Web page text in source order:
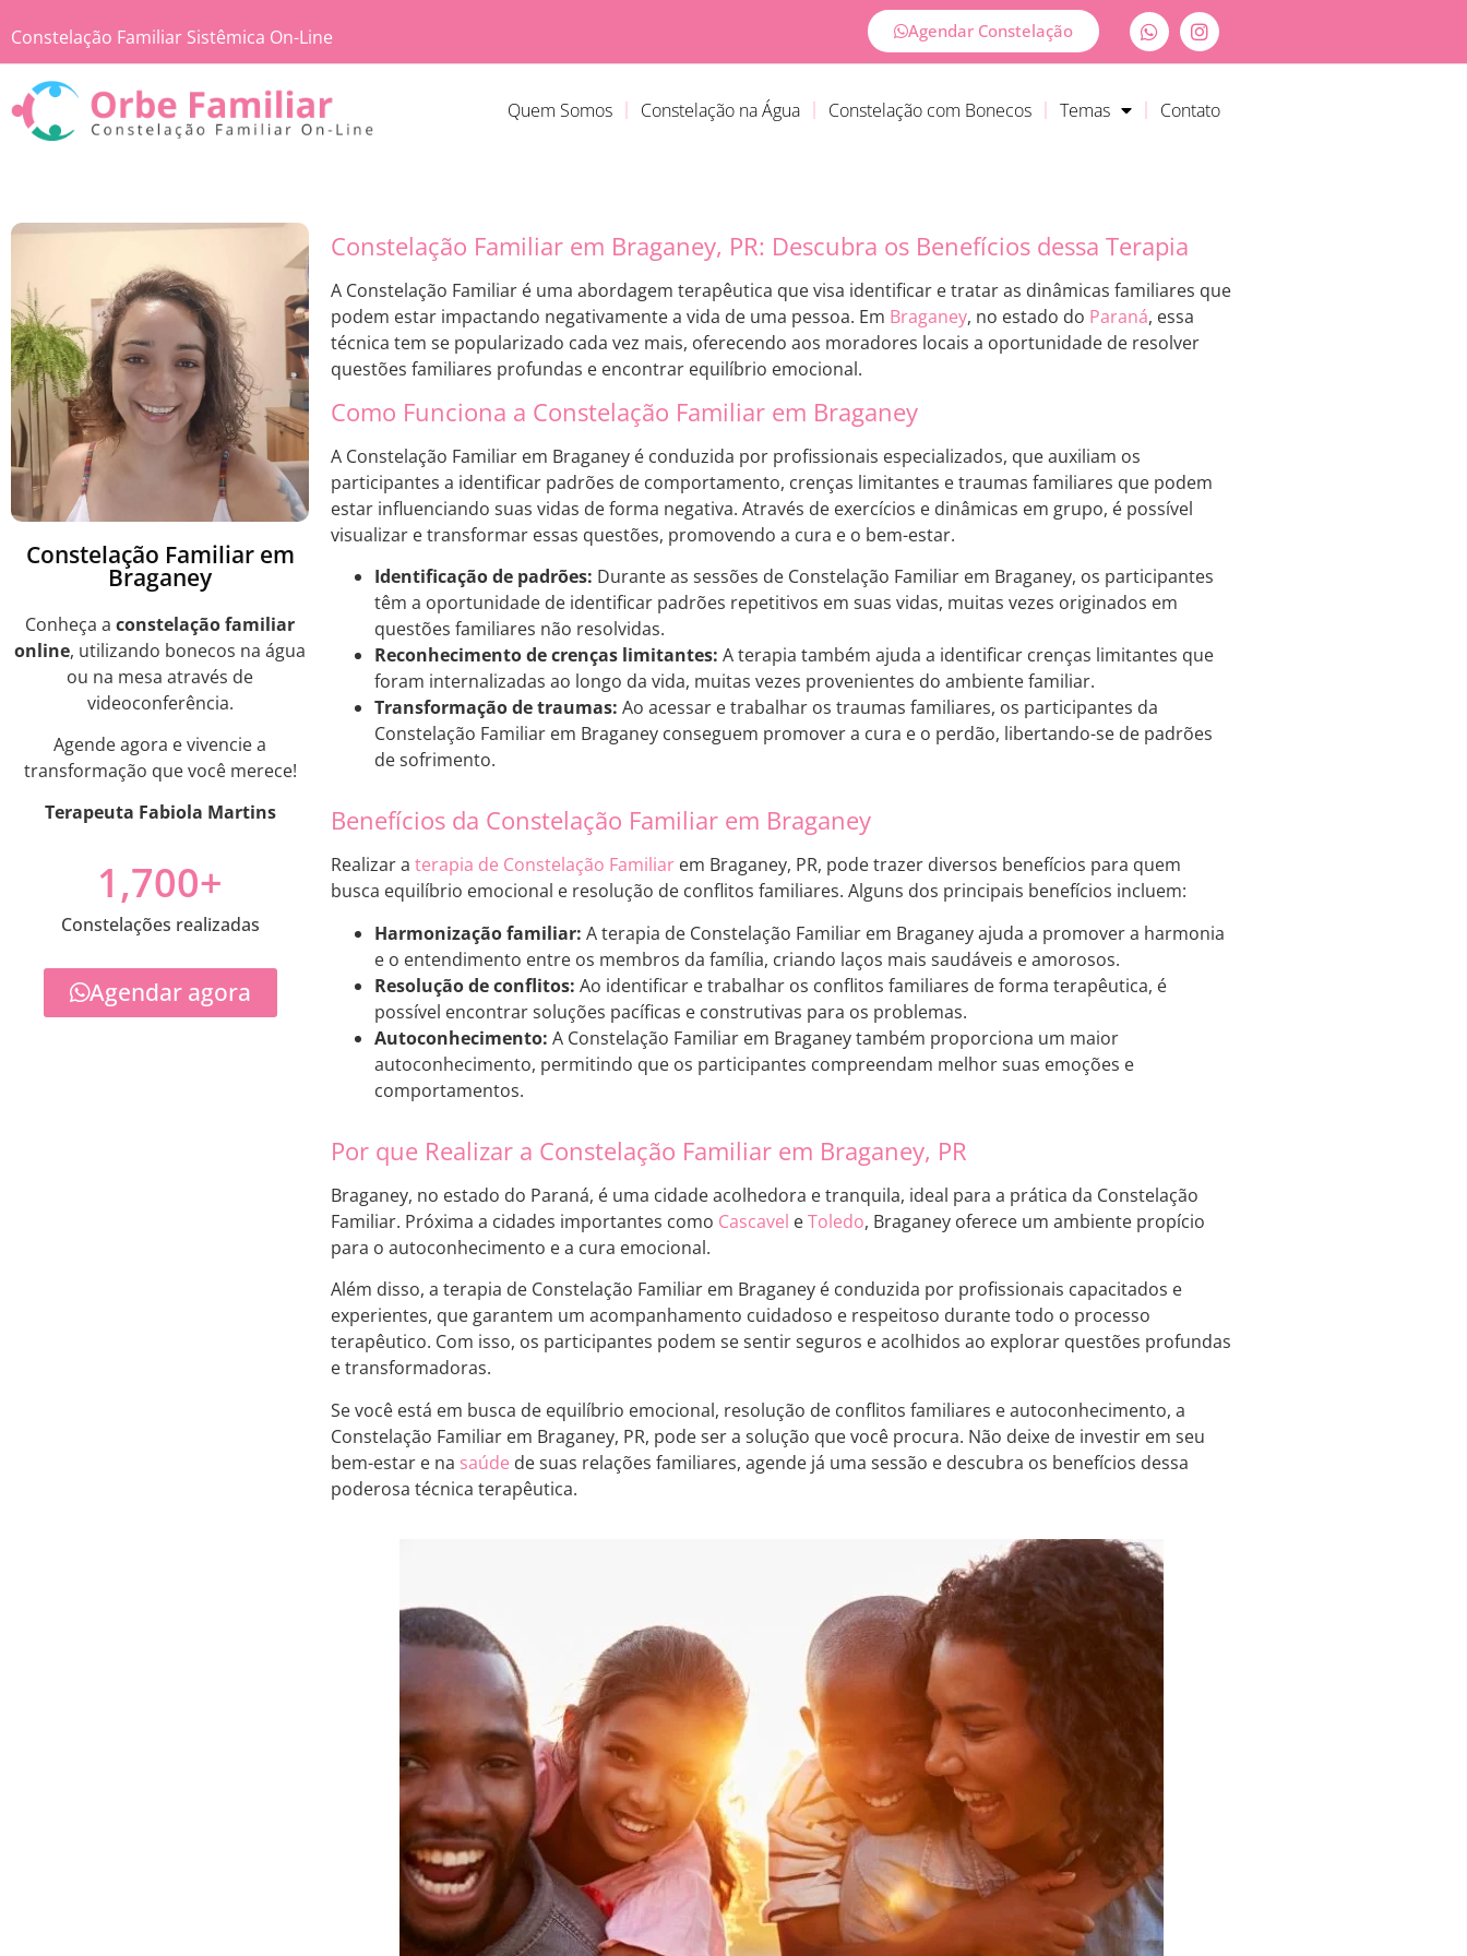
Constelação Familiar Sistêmica On-Line Agendar Constelação
Quem Somos Constelação na Água Constelação com Bonecos Temas Contato
Constelação Familiar em
Braganey
Conheça a constelação familiar
online, utilizando bonecos na água
ou na mesa através de
videoconferência.
Agende agora e vivencie a
transformação que você merece!
Terapeuta Fabiola Martins
Constelações realizadas
1,700+
Agendar agora
Constelação Familiar em Braganey, PR: Descubra os Benefícios dessa Terapia
A Constelação Familiar é uma abordagem terapêutica que visa identificar e tratar as dinâmicas familiares que
podem estar impactando negativamente a vida de uma pessoa. Em Braganey, no estado do Paraná, essa
técnica tem se popularizado cada vez mais, oferecendo aos moradores locais a oportunidade de resolver
questões familiares profundas e encontrar equilíbrio emocional.
Como Funciona a Constelação Familiar em Braganey
A Constelação Familiar em Braganey é conduzida por profissionais especializados, que auxiliam os
participantes a identificar padrões de comportamento, crenças limitantes e traumas familiares que podem
estar influenciando suas vidas de forma negativa. Através de exercícios e dinâmicas em grupo, é possível
visualizar e transformar essas questões, promovendo a cura e o bem-estar.
Identificação de padrões: Durante as sessões de Constelação Familiar em Braganey, os participantes
têm a oportunidade de identificar padrões repetitivos em suas vidas, muitas vezes originados em
questões familiares não resolvidas.
Reconhecimento de crenças limitantes: A terapia também ajuda a identificar crenças limitantes que
foram internalizadas ao longo da vida, muitas vezes provenientes do ambiente familiar.
Transformação de traumas: Ao acessar e trabalhar os traumas familiares, os participantes da
Constelação Familiar em Braganey conseguem promover a cura e o perdão, libertando-se de padrões
de sofrimento.
Benefícios da Constelação Familiar em Braganey
Realizar a terapia de Constelação Familiar em Braganey, PR, pode trazer diversos benefícios para quem
busca equilíbrio emocional e resolução de conflitos familiares. Alguns dos principais benefícios incluem:
Harmonização familiar: A terapia de Constelação Familiar em Braganey ajuda a promover a harmonia
e o entendimento entre os membros da família, criando laços mais saudáveis e amorosos.
Resolução de conflitos: Ao identificar e trabalhar os conflitos familiares de forma terapêutica, é
possível encontrar soluções pacíficas e construtivas para os problemas.
Autoconhecimento: A Constelação Familiar em Braganey também proporciona um maior
autoconhecimento, permitindo que os participantes compreendam melhor suas emoções e
comportamentos.
Por que Realizar a Constelação Familiar em Braganey, PR
Braganey, no estado do Paraná, é uma cidade acolhedora e tranquila, ideal para a prática da Constelação
Familiar. Próxima a cidades importantes como Cascavel eToledo, Braganey oferece um ambiente propício
para o autoconhecimento e a cura emocional.
Além disso, a terapia de Constelação Familiar em Braganey é conduzida por profissionais capacitados e
experientes, que garantem um acompanhamento cuidadoso e respeitoso durante todo o processo
terapêutico. Com isso, os participantes podem se sentir seguros e acolhidos ao explorar questões profundas
e transformadoras.
Se você está em busca de equilíbrio emocional, resolução de conflitos familiares e autoconhecimento, a
Constelação Familiar em Braganey, PR, pode ser a solução que você procura. Não deixe de investir em seu
bem-estar e na saúde de suas relações familiares, agende já uma sessão e descubra os benefícios dessa
poderosa técnica terapêutica.